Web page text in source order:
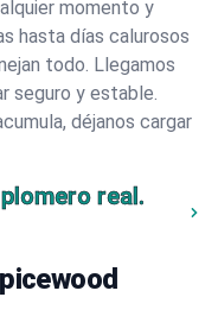
momento y
hasta días calurosos
todo. Llegamos
seguro y estable.
déjanos cargar
real.